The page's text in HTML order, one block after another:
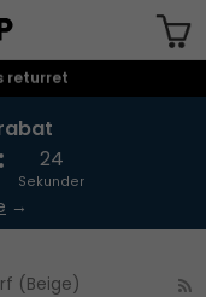
til din
returret
23
Sekunder
→
(Beige)